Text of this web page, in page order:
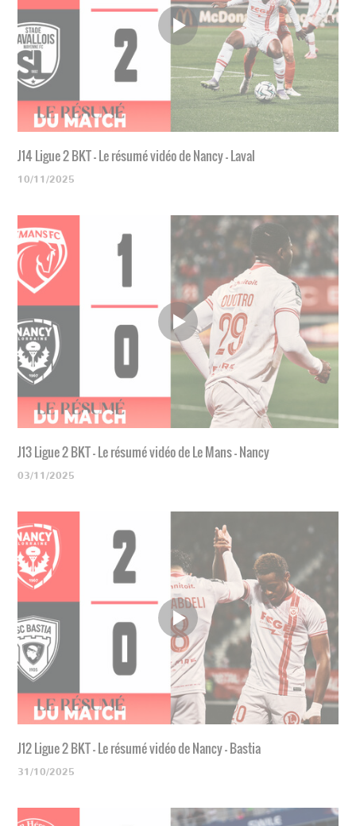
J14 Ligue 2 BKT - Le résumé vidéo de Nancy - Laval
10/11/2025
J13 Ligue 2 BKT - Le résumé vidéo de Le Mans - Nancy
03/11/2025
J12 Ligue 2 BKT - Le résumé vidéo de Nancy - Bastia
31/10/2025